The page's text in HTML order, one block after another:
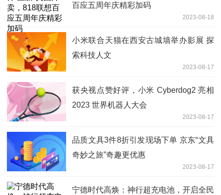
百应五周年庆精彩加码
2023-08-18
小米联合天猫在西安古城墙举办影展 探
索科技人文
2023-08-17
获央视点赞好评，小米 Cyberdog2 亮相
2023 世界机器人大会
2023-08-17
品质文具3件8折引发现场下单 京东“文具
奇妙之旅”奇趣更优惠
2023-08-17
宁德时代高焕：神行超充电池，开启全民